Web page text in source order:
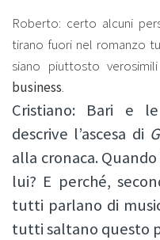
Roberto: certo alcuni
tirano fuori nel romanzo
siano piuttosto
business.
Cristiano: Bari e
descrive l’ascesa di
alla cronaca.
lui? E perché,
tutti parlano di
tutti saltano questo